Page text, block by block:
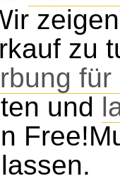
zu
und